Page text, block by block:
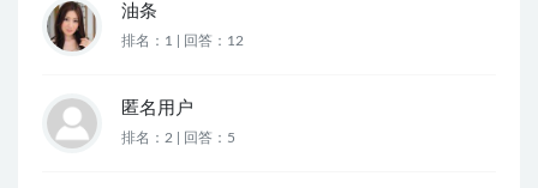
油条
排名：1 | 回答：12
匿名用户
排名：2 | 回答：5